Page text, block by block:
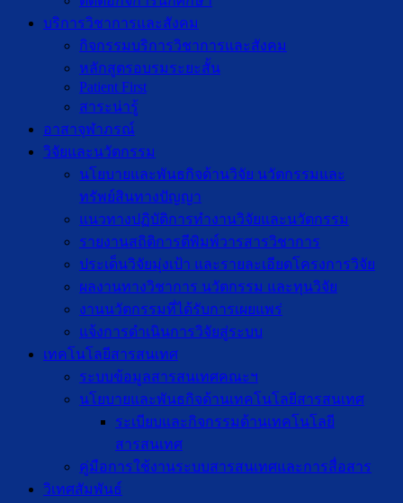
บริการวิชาการและสังคม
กิจกรรมบริการวิชาการและสังคม
หลักสูตรอบรมระยะสั้น
Patient First
สาระน่ารู้
อาสาจุฬาภรณ์
วิจัยและนวัตกรรม
นโยบายและพันธกิจด้านวิจัย นวัตกรรมและ
ทรัพย์สินทางปัญญา
แนวทางปฏิบัติการทำงานวิจัยและนวัตกรรม
รายงานสถิติการตีพิมพ์วารสารวิชาการ
ประเด็นวิจัยมุ่งเป้า และรายละเอียดโครงการวิจัย
ผลงานทางวิชาการ นวัตกรรม และทุนวิจัย
งานนวัตกรรมที่ได้รับการเผยแพร่
แจ้งการดำเนินการวิจัยสู่ระบบ
เทคโนโลยีสารสนเทศ
ระบบข้อมูลสารสนเทศคณะฯ
นโยบายและพันธกิจด้านเทคโนโลยีสารสนเทศ
ระเบียบและกิจกรรมด้านเทคโนโลยี
สารสนเทศ
คู่มือการใช้งานระบบสารสนเทศและการสื่อสาร
วิเทศสัมพันธ์